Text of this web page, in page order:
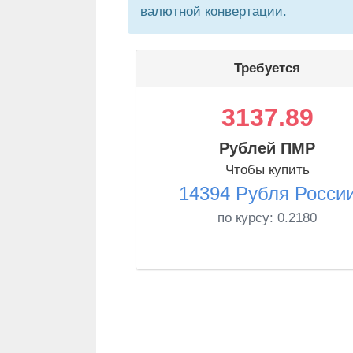
валютной конвертации.
Требуется
3137.89
Рублей ПМР
Чтобы купить
14394 Рубля
по курсу: 0.2180